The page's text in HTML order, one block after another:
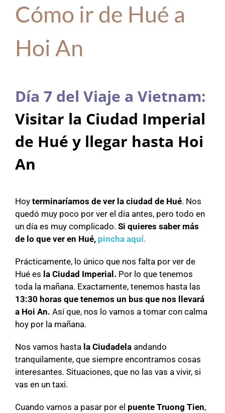
Cómo ir de Hué a
Hoi An
Día 7 del Viaje a Vietnam:
Visitar la Ciudad Imperial
de Hué y llegar hasta Hoi
An
Hoy terminaríamos de ver la ciudad de Hué. Nos
quedó muy poco por ver el día antes, pero todo en
un día es muy complicado. Si quieres saber más
de lo que ver en Hué,pincha aquí.
Prácticamente, lo único que nos falta por ver de
Hué es la Ciudad Imperial. Por lo que tenemos
toda la mañana. Exactamente, tenemos hasta las
13:30 horas que tenemos un bus que nos llevará
a Hoi An. Así que, nos lo vamos a tomar con calma
hoy por la mañana.
Nos vamos hasta la Ciudadelaandando
tranquilamente, que siempre encontramos cosas
interesantes. Situaciones, que no las vas a vivir, si
vas en un taxi.
Cuando vamos a pasar por el puente Truong Tien,